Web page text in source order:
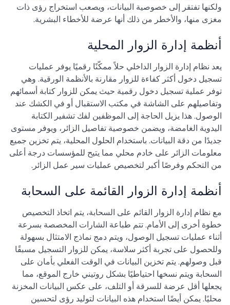
ولكنها تفتقر إلى خصوصية البيانات، ويصعب استخراج رؤى ذات
مغزى منها، والأخطر من ذلك أنها عرضة للأخطاء البشرية.
أنظمة إدارة الزوار المحلية
يعد نظام إدارة الزوار الداخلي حلاً ممكّنًا رقميًا يوفر عمليات
تسجيل دخول أكثر كفاءة للزوار مقارنة بالأنظمة الورقية. وهي
توفر عملية تسجيل دخول رقمية حيث يمكن للزوار كتابة أسمائهم
وتفاصيلهم على الشاشة في مكتب الاستقبال أو في الكشك عند
الوصول. هذا يزيل الحاجة إلى الموظفين لفك تشفير الكتابة
اليدوية الغامضة، ويضمن خصوصية تفاصيل الزائر، ويوفر مستوى
جديدًا من دقة البيانات. باستخدام الحلول المحلية، يتم تخزين جميع
معلومات الزائر على خادم محلي مما يتيح للمؤسسات درجة أعلى
من التحكم وفرصًا أكبر لتخصيص عمليات سير عمل الزائر.
أنظمة إدارة الزوار القائمة على السحابة
مع نظام إدارة الزوار القائم على السحابة، يتم اتخاذ التخصيص
خطوة أخرى إلى الأمام. تتم طباعة الشارات المخصصة بسرعة
أثناء عمليات تسجيل الوصول، ويتم دمج نماذج الامتثال بسهولة
وللحصول على تجربة أكثر سلاسة، يمكن للزوار التسجيل مسبقًا
قبل وصولهم. يتم تخزين البيانات في الوقت الفعلي بأمان على
السحابة ويتم نسخها احتياطيًا بشكل روتيني خارج الموقع، مما
يجعلها أقل عرضة للسرقة أو التلف، على عكس البيانات المخزنة
محليًا. يمكن أيضًا استخدام هذه البيانات لتوليد رؤى لتحسين